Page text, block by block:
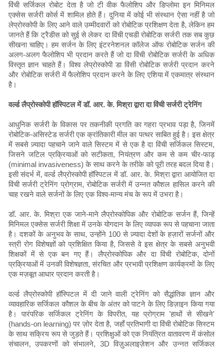
विंची सर्जिकल रोबोट देता है जो टी वीक फैलोशिप और डिप्लोमा इन मिनिमल
एक्सेस सर्जरी कोर्स में शामिल होते हैं। दुनिया में कोई भी संस्थान ऐसा नहीं है जो
लेप्रोस्कोपी के लिए आने वाले उम्मीदवारों को रोबोटिक प्रशिक्षण देता है, लेकिन हम
जानते हैं कि ट्रैडीस को सुई से लेकर दा विंची एचडी रोबोटिक सर्जरी तक सब कुछ
सीखना चाहिए। हम सर्जन के लिए इंटरनेशनल कॉलेज ऑफ रोबोटिक सर्जन की
अलग-अलग फैलोशिप भी प्रदान करते हैं जो दा विंची रोबोटिक सर्जरी के अधिक
विस्तृत ज्ञान चाहते हैं। विश्व लेप्रोस्कोपी डा विंसी रोबोटिक सर्जरी प्रदान करने
और रोबोटिक सर्जरी में फैलोशिप प्रदान करने के लिए एशिया में एकमात्र संस्थान
है।
वर्ल्ड लैप्रोस्कोपी हॉस्पिटल में डॉ. आर. के. मिश्रा द्वारा दा विंची सर्जरी ट्रेनिंग
आधुनिक सर्जरी के विकास पर तकनीकी प्रगति का गहरा प्रभाव पड़ा है, जिनमें
रोबोटिक-असिस्टेड सर्जरी एक क्रांतिकारी मील का पत्थर साबित हुई है। इस क्षेत्र
में सबसे ज़्यादा पहचाने जाने वाले सिस्टम में से एक है दा विंची सर्जिकल सिस्टम,
जिसने जटिल प्रक्रियाओं को सटीकता, नियंत्रण और कम से कम चीर-फाड़
(minimal invasiveness) के साथ करने के तरीके को पूरी तरह बदल दिया है।
इसी संदर्भ में, वर्ल्ड लैप्रोस्कोपी हॉस्पिटल में डॉ. आर. के. मिश्रा द्वारा आयोजित दा
विंची सर्जरी ट्रेनिंग प्रोग्राम, रोबोटिक सर्जरी में उन्नत कौशल हासिल करने की
चाह रखने वाले सर्जनों के लिए एक विश्व-मान्य मंच के रूप में उभरा है।
डॉ. आर. के. मिश्रा एक जाने-माने लैप्रोस्कोपिक और रोबोटिक सर्जन हैं, जिन्हें
मिनिमल एक्सेस सर्जरी शिक्षा में उनके योगदान के लिए व्यापक रूप से पहचाना जाता
है। दशकों के अनुभव के साथ, उन्होंने 100 से ज़्यादा देशों के हज़ारों सर्जनों और
स्त्री रोग विशेषज्ञों को प्रशिक्षित किया है, जिससे वे इस क्षेत्र के सबसे अनुभवी
शिक्षकों में से एक बन गए हैं। लैप्रोस्कोपिक और दा विंची रोबोटिक, दोनों
प्रक्रियाओं में उनकी विशेषज्ञता, संरचित और प्रभावी प्रशिक्षण कार्यक्रमों के लिए
एक मज़बूत आधार प्रदान करती है।
वर्ल्ड लैप्रोस्कोपी हॉस्पिटल में दी जाने वाली ट्रेनिंग को सैद्धांतिक ज्ञान और
व्यावहारिक सर्जिकल कौशल के बीच के अंतर को पाटने के लिए डिज़ाइन किया गया
है। पारंपरिक सर्जिकल ट्रेनिंग के विपरीत, यह प्रोग्राम 'हाथों से सीखने'
(hands-on learning) पर ज़ोर देता है, जहाँ प्रतिभागी दा विंची रोबोटिक सिस्टम
के साथ सक्रिय रूप से जुड़ते हैं। प्रशिक्षुओं को एक नियंत्रित वातावरण में कंसोल
संचालन, उपकरणों को संभालने, 3D विज़ुअलाइज़ेशन और उन्नत सर्जिकल